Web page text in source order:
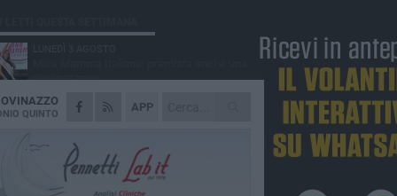
APP
QUINTO
giovinazzese
MARTEDÌ 4 AGOSTO
Liquidi oleosi sul litorale di Giovinazzo,
VENERDÌ 7 AGOSTO
A Giovinazzo c'è il Concerto all'Alba